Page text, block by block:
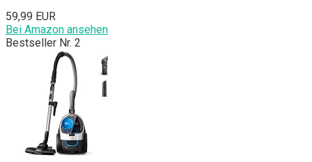
59,99 EUR
Bei Amazon ansehen
Bestseller Nr. 2